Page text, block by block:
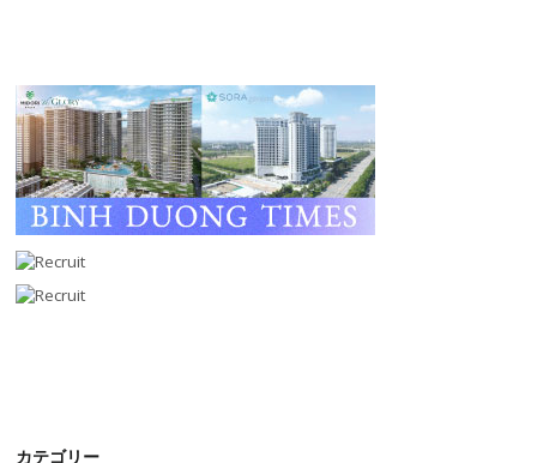
カテゴリー